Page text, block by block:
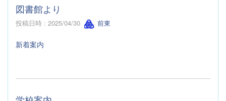
図書館より
投稿日時 : 2025/04/30 前東
新着案内